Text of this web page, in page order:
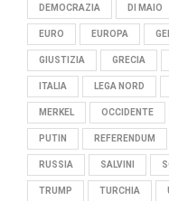
DEMOCRAZIA DI MAIO
EURO EUROPA
GIUSTIZIA GRECIA
ITALIA LEGA NORD
MERKEL OCCIDENTE
PUTIN REFERENDUM
RUSSIA SALVINI
TRUMP TURCHIA